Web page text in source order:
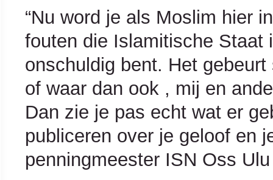
“Nu word je als Moslim hier
fouten die Islamitische Staat
onschuldig bent. Het
of waar dan ook , mij en
Dan zie je pas echt wat er
publiceren over je geloof en
penningmeester ISN Oss